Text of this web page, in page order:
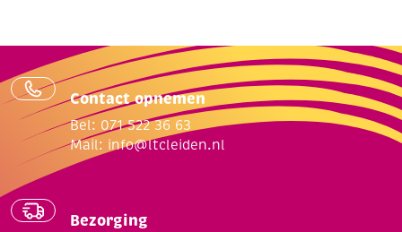
Contact opnemen
Bel: 071 522 36 63
Mail: info@ltcleiden.nl
Bezorging